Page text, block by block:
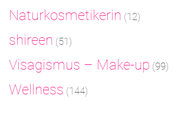
Naturkosmetikerin (12)
shireen (51)
Visagismus – Make-up (99)
Wellness (144)